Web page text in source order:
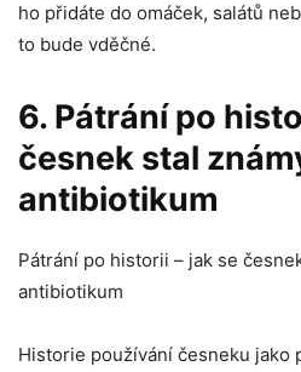
ho přidáte do omáček, salátů
to​ bude vděčné.
6. Pátrání po⁣
česnek stal
antibiotikum
Pátrání po historii – jak se
antibiotikum
Historie používání česneku ⁤jako